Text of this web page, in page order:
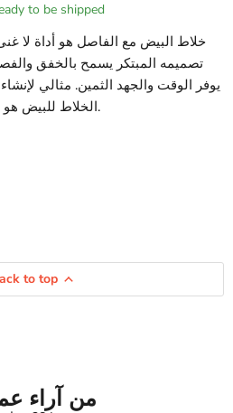
to be shipped
خلاط البيض مع الفاصل هو أداة لا
تصميمه المبتكر يسمح بالخفق
يوفر الوقت والجهد الثمين. مثالي
الخلاط للبيض هو تغيير قواعد اللعبة في المطبخ.
to top
من آراء